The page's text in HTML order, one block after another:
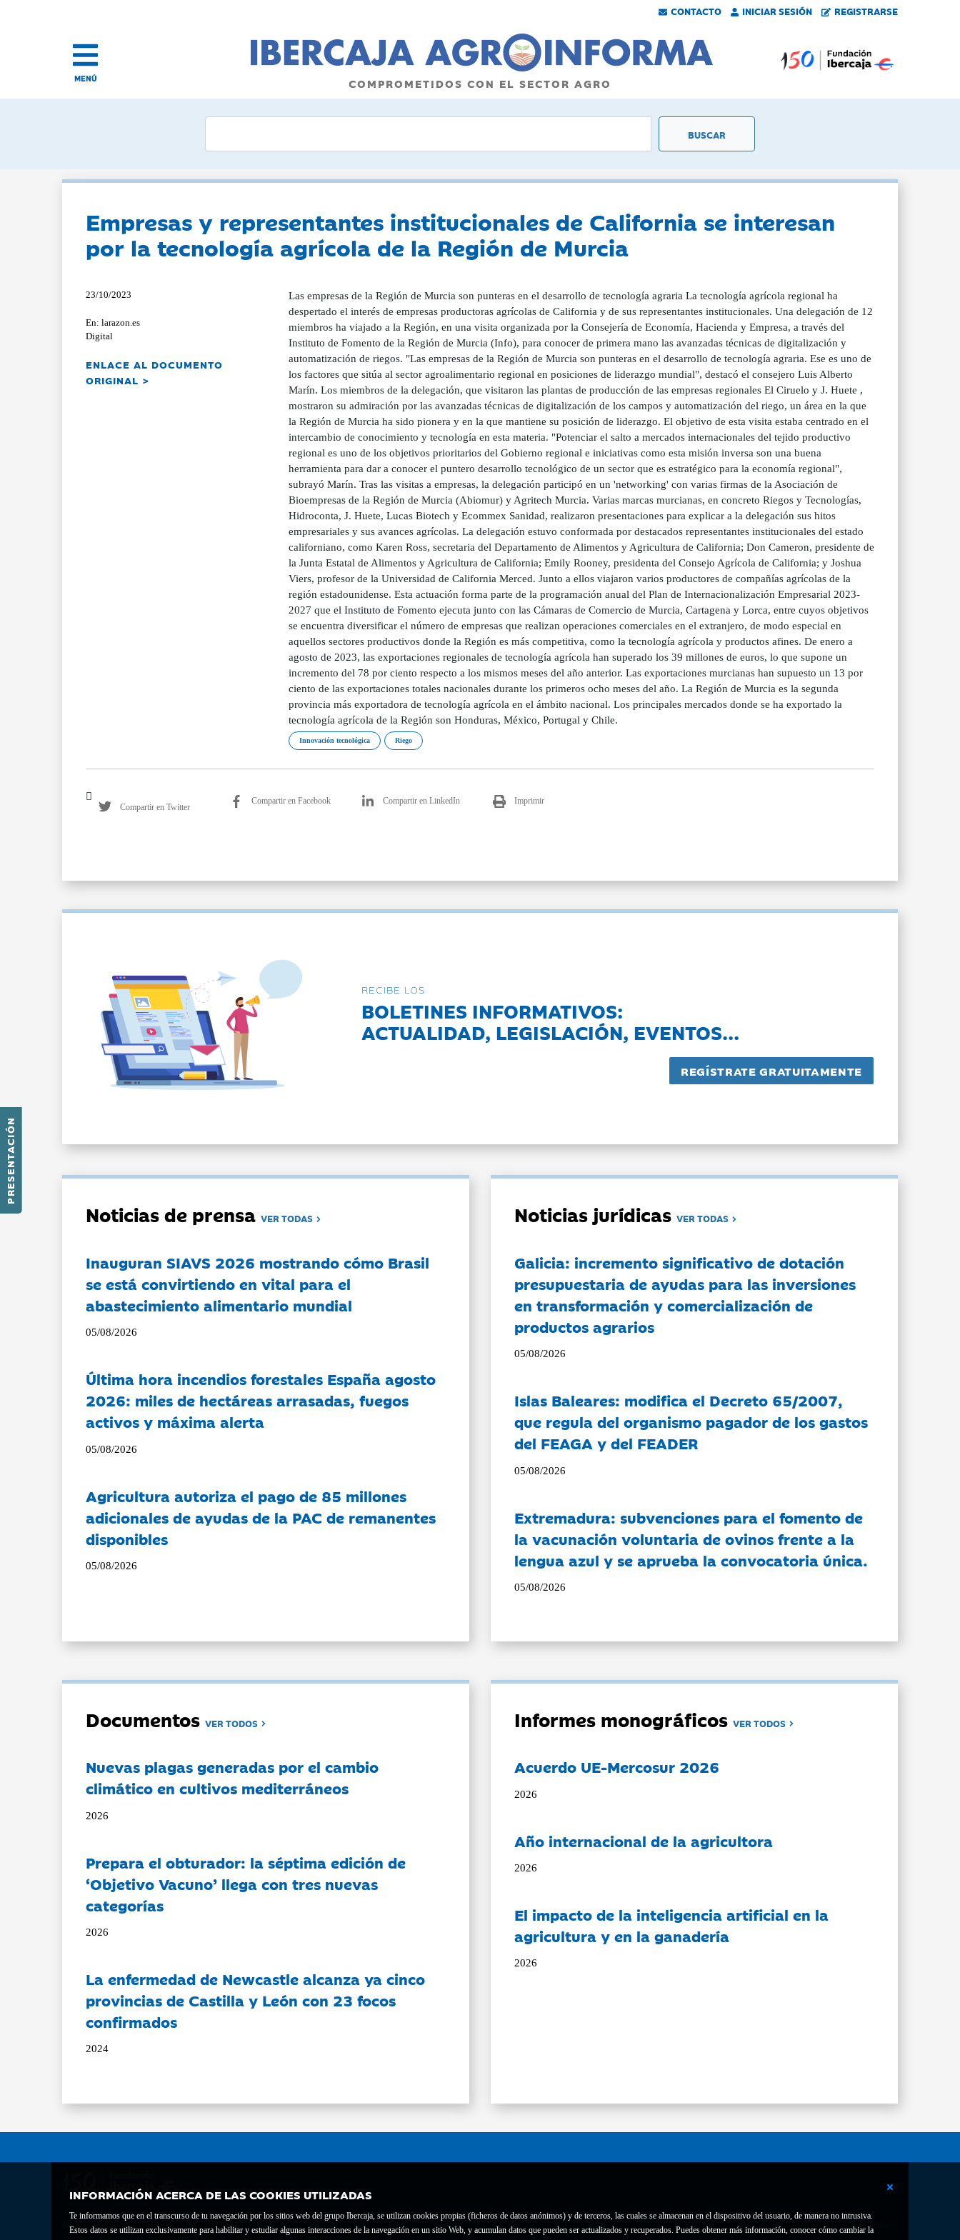
CONTACTO INICIAR SESIÓN REGISTRARSE
PRESENTACIÓN
MENÚ COMPROMETIDOS CON EL SECTOR AGRO
INFORMACIÓN ACERCA DE LAS COOKIES UTILIZADAS
Te informamos que en el transcurso de tu navegación por los sitios web del grupo Ibercaja, se utilizan cookies propias (ficheros de datos anónimos) y de terceros, las cuales se almacenan en el dispositivo del usuario, de manera no intrusiva.
Estos datos se utilizan exclusivamente para habilitar y estudiar algunas interacciones de la navegación en un sitio Web, y acumulan datos que pueden ser actualizados y recuperados. Puedes obtener más información, conocer cómo cambiar la
Empresas y representantes institucionales de California se interesan
por la tecnología agrícola de la Región de Murcia
23/10/2023
En: larazon.es
Digital
ENLACE AL DOCUMENTO
ORIGINAL >
Las empresas de la Región de Murcia son punteras en el desarrollo de tecnología agraria La tecnología agrícola regional ha
despertado el interés de empresas productoras agrícolas de California y de sus representantes institucionales. Una delegación de 12
miembros ha viajado a la Región, en una visita organizada por la Consejería de Economía, Hacienda y Empresa, a través del
Instituto de Fomento de la Región de Murcia (Info), para conocer de primera mano las avanzadas técnicas de digitalización y
automatización de riegos. "Las empresas de la Región de Murcia son punteras en el desarrollo de tecnología agraria. Ese es uno de
los factores que sitúa al sector agroalimentario regional en posiciones de liderazgo mundial", destacó el consejero Luis Alberto
Marín. Los miembros de la delegación, que visitaron las plantas de producción de las empresas regionales El Ciruelo y J. Huete ,
mostraron su admiración por las avanzadas técnicas de digitalización de los campos y automatización del riego, un área en la que
la Región de Murcia ha sido pionera y en la que mantiene su posición de liderazgo. El objetivo de esta visita estaba centrado en el
intercambio de conocimiento y tecnología en esta materia. "Potenciar el salto a mercados internacionales del tejido productivo
regional es uno de los objetivos prioritarios del Gobierno regional e iniciativas como esta misión inversa son una buena
herramienta para dar a conocer el puntero desarrollo tecnológico de un sector que es estratégico para la economía regional",
subrayó Marín. Tras las visitas a empresas, la delegación participó en un 'networking' con varias firmas de la Asociación de
Bioempresas de la Región de Murcia (Abiomur) y Agritech Murcia. Varias marcas murcianas, en concreto Riegos y Tecnologías,
Hidroconta, J. Huete, Lucas Biotech y Ecommex Sanidad, realizaron presentaciones para explicar a la delegación sus hitos
empresariales y sus avances agrícolas. La delegación estuvo conformada por destacados representantes institucionales del estado
californiano, como Karen Ross, secretaria del Departamento de Alimentos y Agricultura de California; Don Cameron, presidente de
la Junta Estatal de Alimentos y Agricultura de California; Emily Rooney, presidenta del Consejo Agrícola de California; y Joshua
Viers, profesor de la Universidad de California Merced. Junto a ellos viajaron varios productores de compañías agrícolas de la
región estadounidense. Esta actuación forma parte de la programación anual del Plan de Internacionalización Empresarial 2023-
2027 que el Instituto de Fomento ejecuta junto con las Cámaras de Comercio de Murcia, Cartagena y Lorca, entre cuyos objetivos
se encuentra diversificar el número de empresas que realizan operaciones comerciales en el extranjero, de modo especial en
aquellos sectores productivos donde la Región es más competitiva, como la tecnología agrícola y productos afines. De enero a
agosto de 2023, las exportaciones regionales de tecnología agrícola han superado los 39 millones de euros, lo que supone un
incremento del 78 por ciento respecto a los mismos meses del año anterior. Las exportaciones murcianas han supuesto un 13 por
ciento de las exportaciones totales nacionales durante los primeros ocho meses del año. La Región de Murcia es la segunda
provincia más exportadora de tecnología agrícola en el ámbito nacional. Los principales mercados donde se ha exportado la
tecnología agrícola de la Región son Honduras, México, Portugal y Chile.
Innovación tecnológica Riego
Compartir en Twitter
Compartir en Facebook Compartir en LinkedIn Imprimir
RECIBE LOS
BOLETINES INFORMATIVOS:
ACTUALIDAD, LEGISLACIÓN, EVENTOS...
Noticias de prensaVER TODAS
Inauguran SIAVS 2026 mostrando cómo Brasil
se está convirtiendo en vital para el
abastecimiento alimentario mundial
05/08/2026
Última hora incendios forestales España agosto
2026: miles de hectáreas arrasadas, fuegos
activos y máxima alerta
05/08/2026
Agricultura autoriza el pago de 85 millones
adicionales de ayudas de la PAC de remanentes
disponibles
05/08/2026
Noticias jurídicasVER TODAS
Galicia: incremento significativo de dotación
presupuestaria de ayudas para las inversiones
en transformación y comercialización de
productos agrarios
05/08/2026
Islas Baleares: modifica el Decreto 65/2007,
que regula del organismo pagador de los gastos
del FEAGA y del FEADER
05/08/2026
Extremadura: subvenciones para el fomento de
la vacunación voluntaria de ovinos frente a la
lengua azul y se aprueba la convocatoria única.
05/08/2026
DocumentosVER TODOS
Nuevas plagas generadas por el cambio
climático en cultivos mediterráneos
2026
Prepara el obturador: la séptima edición de
‘Objetivo Vacuno’ llega con tres nuevas
categorías
2026
La enfermedad de Newcastle alcanza ya cinco
provincias de Castilla y León con 23 focos
confirmados
2024
Informes monográficosVER TODOS
Acuerdo UE-Mercosur 2026
2026
Año internacional de la agricultora
2026
El impacto de la inteligencia artificial en la
agricultura y en la ganadería
2026
Fundación Bancaria Ibercaja C.I.F. G-50000652.
Inscrita en el Registro de Fundaciones del Mº de Educación, Cultura y Deporte con el nº 1689.
Contacto Declaración de accesibilidad